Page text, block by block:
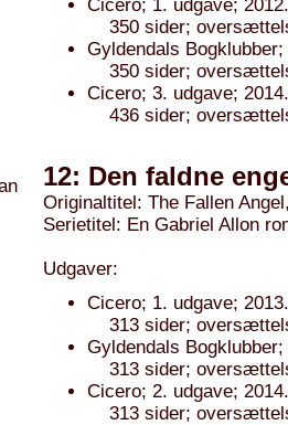
Cicero; 1. udgave; 2012.
350 sider;
Gyldendals
350 sider;
Cicero; 3. udgave; 2014.
436 sider;
12: Den faldne
Originaltitel: The Fallen
Serietitel: En Gabriel Allon
Udgaver:
Cicero; 1. udgave; 2013.
313 sider;
Gyldendals
313 sider;
Cicero; 2. udgave; 2014.
313 sider;